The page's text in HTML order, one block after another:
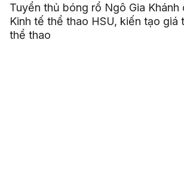
Tuyển thủ bóng rổ Ngô Gia Khánh
Kinh tế thể thao HSU, kiến tạo giá
thể thao